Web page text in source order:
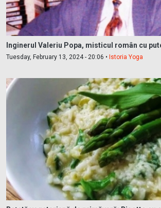
Inginerul Valeriu Popa, misticul român cu
Tuesday, February 13, 2024 - 20:06 • Istoria Yoga